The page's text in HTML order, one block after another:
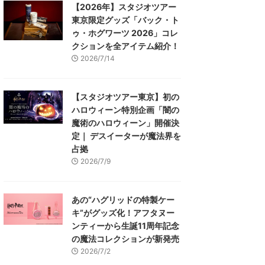
【2026年】スタジオツアー
東京限定グッズ「バック・ト
ゥ・ホグワーツ 2026」コレ
クションを全アイテム紹介！
2026/7/14
【スタジオツアー東京】初の
ハロウィーン特別企画「闇の
魔術のハロウィーン」開催決
定｜ デスイーターが魔法界を
占拠
2026/7/9
あの“ハグリッドの特製ケー
キ”がグッズ化！アフタヌー
ンティーから生誕11周年記念
の魔法コレクションが新発売
2026/7/2